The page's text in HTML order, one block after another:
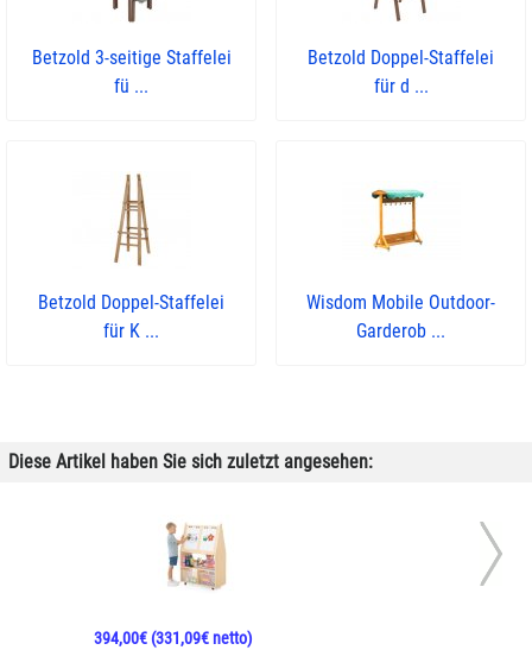
Betzold 3-seitige Staffelei
fü ...
Betzold Doppel-Staffelei
für d ...
Betzold Doppel-Staffelei
für K ...
Wisdom Mobile Outdoor-
Garderob ...
Diese Artikel haben Sie sich zuletzt angesehen:
394,00€(331,09€ netto)